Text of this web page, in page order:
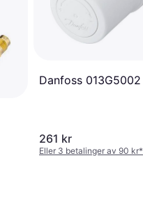
Danfoss 013G5002
261 kr
Eller 3 betalinger av 90 kr*